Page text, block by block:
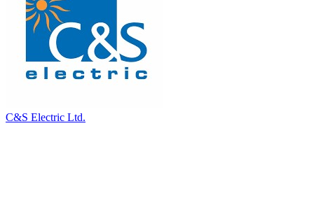
C&S Electric Ltd.